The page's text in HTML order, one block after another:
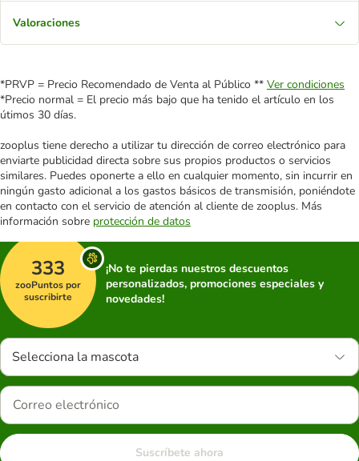
Valoraciones
*PRVP = Precio Recomendado de Venta al Público ** Ver condiciones
*Precio normal = El precio más bajo que ha tenido el artículo en los
útimos 30 días.
zooplus tiene derecho a utilizar tu dirección de correo electrónico para
enviarte publicidad directa sobre sus propios productos o servicios
similares. Puedes oponerte a ello en cualquier momento, sin incurrir en
ningún gasto adicional a los gastos básicos de transmisión, poniéndote
en contacto con el servicio de atención al cliente de zooplus. Más
información sobre protección de datos
333
zooPuntos por
suscribirte
¡No te pierdas nuestros descuentos
personalizados, promociones especiales y
novedades!
Selecciona la mascota
Suscríbete ahora